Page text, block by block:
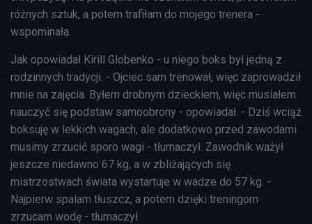
różnych sztuk, a potem trafiłam do mojego trenera -
wspominała.
Jak opowiadał Kirill Globenko - u niego boks był jedną z
rodzinnych tradycji. - Ojciec sam trenował, więc zaprowadził
mnie na zajęcia. Byłem drobnym dzieckiem, więc musiałem
nauczyć się podstaw samoobrony - opowiadał. - Dziś wciąż
boksuję w lekkich wagach, ale dodatkowo przed zawodami
musimy zrzucić sporo wagi - tłumaczył. Zawodnik ważył
jeszcze niedawno 67 kg, a w zbliżających się
mistrzostwach świata wystartuje w wadze do 57 kg. -
Najpierw spalam tłuszcz, a potem dzięki treningom
zrzucam wodę - tłumaczył.